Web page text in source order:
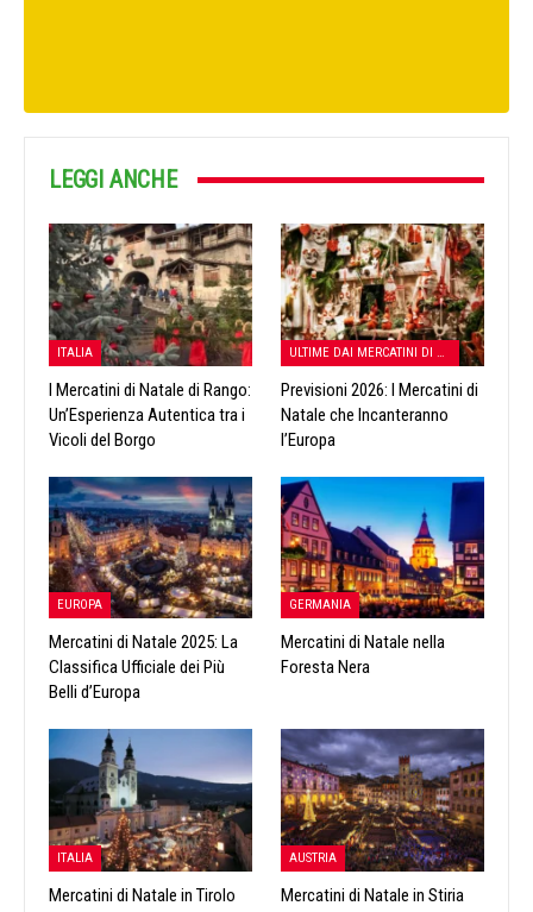
LEGGI ANCHE
ITALIA
I Mercatini di Natale di Rango:
Un’Esperienza Autentica tra i
Vicoli del Borgo
ULTIME DAI MERCATINI DI NATALE
Previsioni 2026: I Mercatini di
Natale che Incanteranno
l’Europa
EUROPA
Mercatini di Natale 2025: La
Classifica Ufficiale dei Più
Belli d’Europa
GERMANIA
Mercatini di Natale nella
Foresta Nera
ITALIA
Mercatini di Natale in Tirolo
AUSTRIA
Mercatini di Natale in Stiria